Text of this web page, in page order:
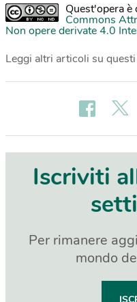
Quest'opera
Commons
Non opere derivate 4.0
Leggi altri articoli su
Iscriviti
Per rimanere
mondo